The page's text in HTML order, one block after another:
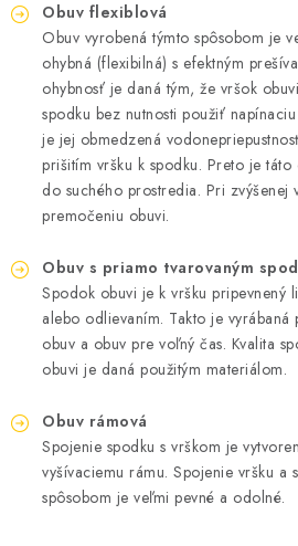
O NÁS
HODNOTENIE OBCHODU
OCHRANNÉ PRACOVNÉ POMÔCKY
ZNAČKY
Často kladené otázky
INFORMÁCIE
Napíšte nám
Obuv flexiblová
Obuv vyrobená týmto spôsobom je
ohybná (flexibilná) s efektným
ohybnosť je daná tým, že vršok
spodku bez nutnosti použiť
je jej obmedzená
prišitím vršku k spodku. Preto je
do suchého prostredia. Pri zvýšenej
premočeniu obuvi.
Obuv s priamo tvarovaným
Spodok obuvi je k vršku pripevnený
alebo odlievaním. Takto je vyrábaná
obuv a obuv pre voľný čas. Kvalita
obuvi je daná použitým materiálom.
Obuv rámová
Spojenie spodku s vrškom je
vyšívaciemu rámu. Spojenie vršku a
spôsobom je veľmi pevné a odolné.